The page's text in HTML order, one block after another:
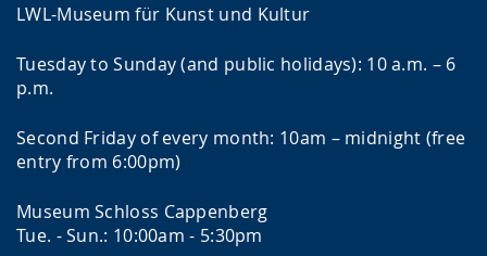
LWL-Museum für Kunst und Kultur
Tuesday to Sunday (and public holidays): 10 a.m. – 6
p.m.
Second Friday of every month: 10am – midnight (free
entry from 6:00pm)
Museum Schloss Cappenberg
Tue. - Sun.: 10:00am - 5:30pm